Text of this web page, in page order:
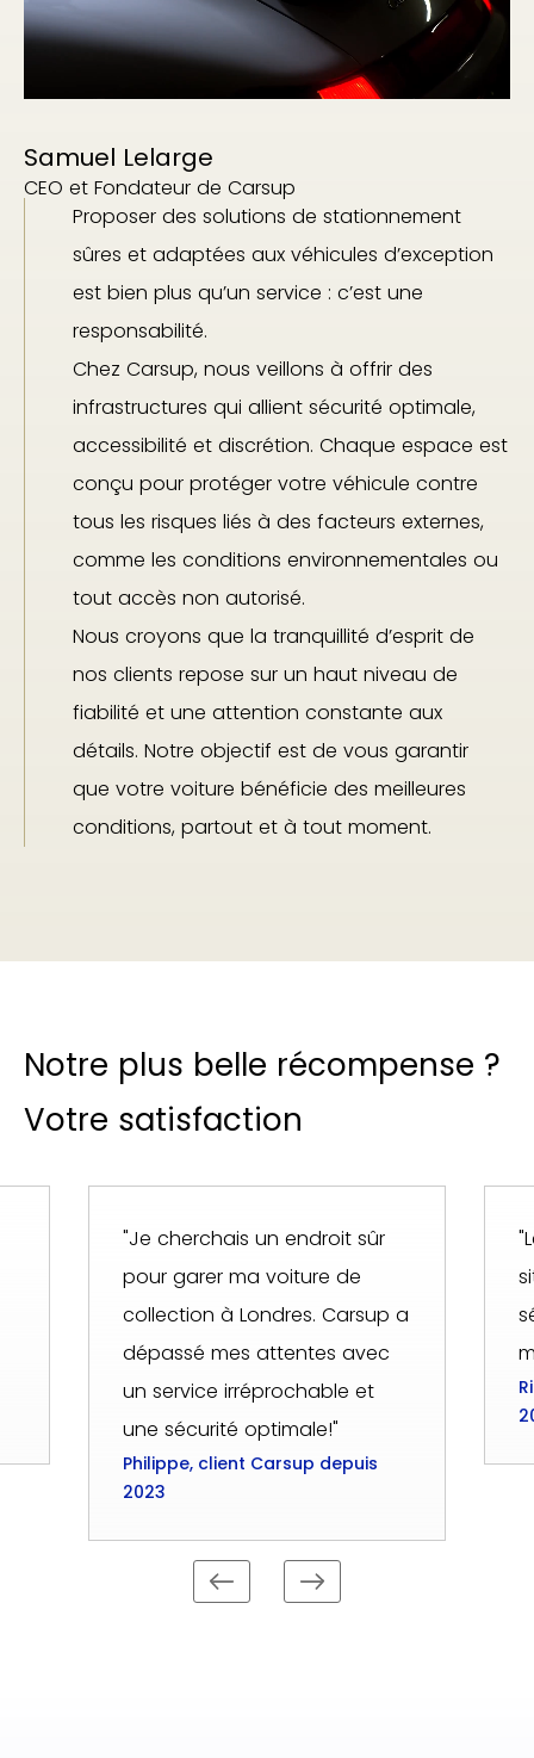
Samuel Lelarge
CEO et Fondateur de Carsup
Proposer des solutions de stationnement
sûres et adaptées aux véhicules d’exception
est bien plus qu’un service : c’est une
responsabilité.
Chez Carsup, nous veillons à offrir des
infrastructures qui allient sécurité optimale,
accessibilité et discrétion. Chaque espace est
conçu pour protéger votre véhicule contre
tous les risques liés à des facteurs externes,
comme les conditions environnementales ou
tout accès non autorisé.
Nous croyons que la tranquillité d’esprit de
nos clients repose sur un haut niveau de
fiabilité et une attention constante aux
détails. Notre objectif est de vous garantir
que votre voiture bénéficie des meilleures
conditions, partout et à tout moment.
Notre plus belle récompense ?
Votre satisfaction
"Je cherchais un endroit sûr
pour garer ma voiture de
collection à Londres. Carsup a
dépassé mes attentes avec
un service irréprochable et
une sécurité optimale!"
Philippe, client Carsup depuis
2023